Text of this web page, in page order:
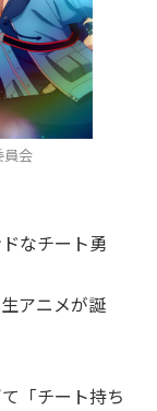
会
なチート勇
アニメが誕
「チート持ち